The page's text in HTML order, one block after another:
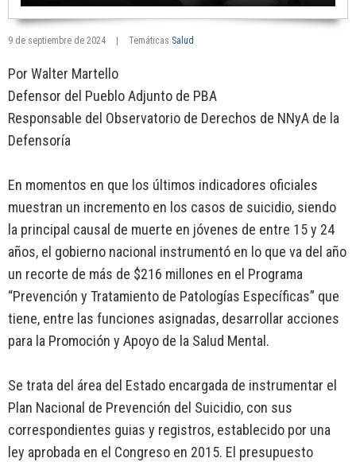
9 de septiembre de 2024 Temáticas Salud
Por Walter Martello
Defensor del Pueblo Adjunto de PBA
Responsable del Observatorio de Derechos de NNyA de la
Defensoría
En momentos en que los últimos indicadores oficiales
muestran un incremento en los casos de suicidio, siendo
la principal causal de muerte en jóvenes de entre 15 y 24
años, el gobierno nacional instrumentó en lo que va del año
un recorte de más de $216 millones en el Programa
“Prevención y Tratamiento de Patologías Específicas” que
tiene, entre las funciones asignadas, desarrollar acciones
para la Promoción y Apoyo de la Salud Mental.
Se trata del área del Estado encargada de instrumentar el
Plan Nacional de Prevención del Suicidio, con sus
correspondientes guias y registros, establecido por una
ley aprobada en el Congreso en 2015. El presupuesto